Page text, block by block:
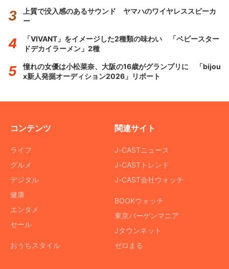
上質で没入感のあるサウンド ヤマハのワイヤレススピーカ
ー
「VIVANT」をイメージした2種類の味わい 「ベビースター
ドデカイラーメン」2種
憧れの女優は小松菜奈、大阪の16歳がグランプリに 「bijou
x新人発掘オーディション2026」リポート
コンテンツ
ライフ
グルメ
デジタル
健康
エンタメ
セール
おうちスタイル
関連サイト
J-CASTニュース
J-CASTトレンド
J-CAST会社ウォッチ
BOOKウォッチ
東京バーゲンマニア
Jタウンネット
ゼロまる